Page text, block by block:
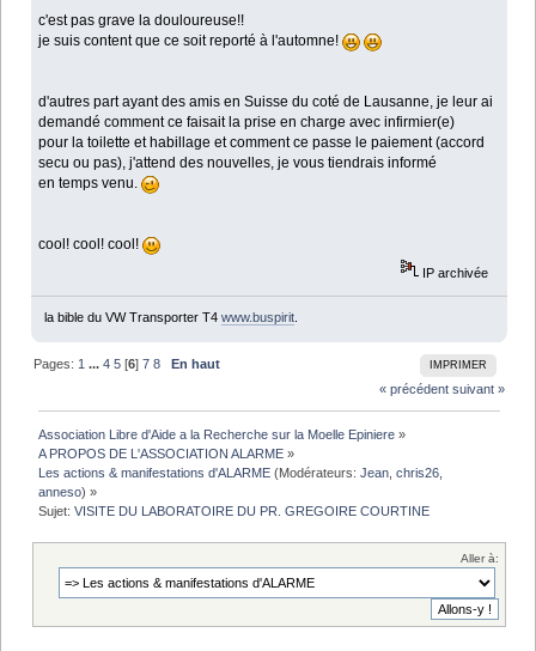
c'est pas grave la douloureuse!!
je suis content que ce soit reporté à l'automne!
d'autres part ayant des amis en Suisse du coté de Lausanne, je leur ai
demandé comment ce faisait la prise en charge avec infirmier(e)
pour la toilette et habillage et comment ce passe le paiement (accord
secu ou pas), j'attend des nouvelles, je vous tiendrais informé
en temps venu.
cool! cool! cool!
IP archivée
la bible du VW Transporter T4 www.buspirit.
IMPRIMER
Pages: 1 ...4 5 [6]7 8
En haut
« précédent suivant »
Association Libre d'Aide a la Recherche sur la Moelle Epiniere »
A PROPOS DE L'ASSOCIATION ALARME »
Les actions & manifestations d'ALARME (Modérateurs:Jean ,chris26
anneso) »
Sujet:VISITE DU LABORATOIRE DU PR. GREGOIRE COURTINE
Aller à: